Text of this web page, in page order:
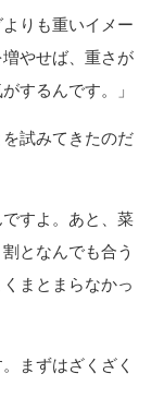
りも重いイメー
やせば、重さが
するんです。」
試みてきたのだ
ですよ。あと、菜
となんでも合う
まとまらなかっ
まずはざくざく